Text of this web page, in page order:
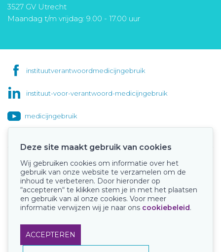
3527 GV Utrecht
Maandag t/m vrijdag: 9.00 - 17.00 uur
instituutverantwoordmedicijngebruik
instituut-voor-verantwoord-medicijngebruik
medicijngebruik
Onze keurmerken
Deze site maakt gebruik van cookies
Wij gebruiken cookies om informatie over het
gebruik van onze website te verzamelen om de
inhoud te verbeteren. Door hieronder op
“accepteren“ te klikken stem je in met het plaatsen
en gebruik van al onze cookies. Voor meer
informatie verwijzen wij je naar ons cookiebeleid.
ACCEPTEREN